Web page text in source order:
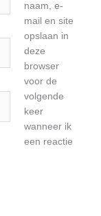
naam, e-
mail en site
opslaan in
deze
browser
voor de
volgende
keer
wanneer ik
een reactie